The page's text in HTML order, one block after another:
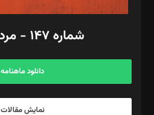
امور مالی: شاپور رهبری، محمد‌ کاظمی‌نیا
آگهی و مشترکین: ۰۹۱۹۹۹۹۰۴۵۴
شماره ۱۴۷ - مرداد ۱۴۰۵
دانلود ماهنامه
نمایش مقالات